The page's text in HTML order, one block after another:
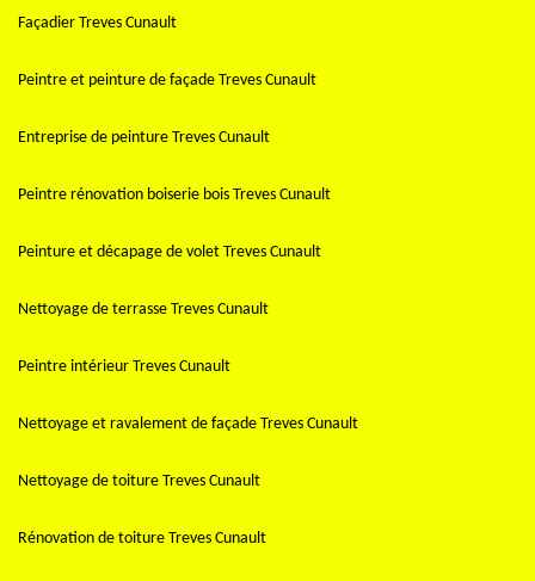
Façadier Treves Cunault
Peintre et peinture de façade Treves Cunault
Entreprise de peinture Treves Cunault
Peintre rénovation boiserie bois Treves Cunault
Peinture et décapage de volet Treves Cunault
Nettoyage de terrasse Treves Cunault
Peintre intérieur Treves Cunault
Nettoyage et ravalement de façade Treves Cunault
Nettoyage de toiture Treves Cunault
Rénovation de toiture Treves Cunault